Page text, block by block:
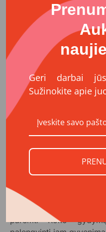
sužinojo bendraudami
Jos gydytojai,
įžvelgė potencialą ir
priežiūra gali padėti
sąmoningumą. Taip
įgūdžius, kurie
patogesnį gyvenimą
Roko šeima
mėnesiams, nuo kurių
turėti apie 150 tūkst.
kuo skubiau pervesti
kainuos privatūs
dalį reikia turėti
prireikus skubaus
Net ir su šeimos
sumą yra sudėtinga,
paremti Roko
Geri darbai
Sužinokite apie